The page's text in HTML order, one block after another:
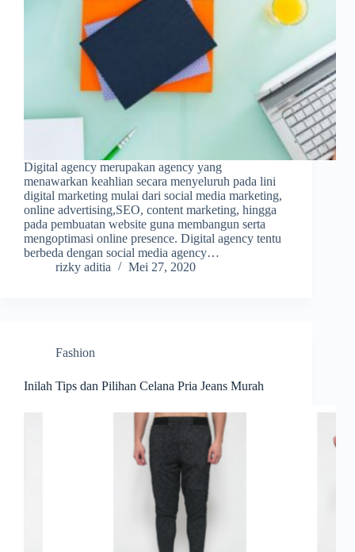
Digital agency merupakan agency yang
menawarkan keahlian secara menyeluruh pada lini
digital marketing mulai dari social media marketing,
online advertising,SEO, content marketing, hingga
pada pembuatan website guna membangun serta
mengoptimasi online presence. Digital agency tentu
berbeda dengan social media agency…
rizky aditia
Mei 27, 2020
Fashion
Inilah Tips ԁаn Pilihan Celana Pria Jeans Murah